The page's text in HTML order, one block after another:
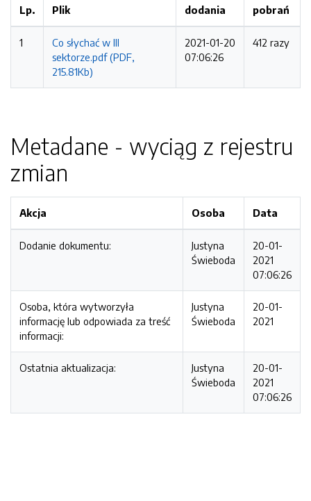
Lp. Plik
dodania
pobrań
1
Co słychać w III
sektorze.pdf (PDF,
215.81Kb)
2021-01-20
07:06:26
412 razy
Metadane - wyciąg z rejestru
zmian
Akcja Osoba Data
Dodanie dokumentu:
Justyna
Świeboda
20-01-
2021
07:06:26
Osoba, która wytworzyła
informację lub odpowiada za treść
informacji:
Justyna
Świeboda
20-01-
2021
Ostatnia aktualizacja:
Justyna
Świeboda
20-01-
2021
07:06:26